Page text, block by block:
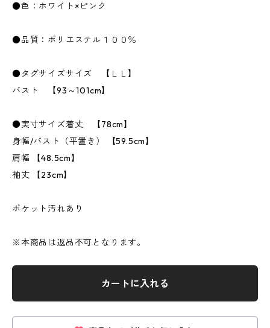
●色：ホワイト×ピンク
●品質：ポリエステル１００％
●タグサイズサイズ 【ＬＬ】
バスト 【93～101cm】
●実寸サイズ着丈 【78cm】
身幅/バスト（平置き） 【59.5cm】
肩幅 【48.5cm】
袖丈 【23cm】
ポケット汚れあり
※本商品は返品不可となります。
カートに入れる